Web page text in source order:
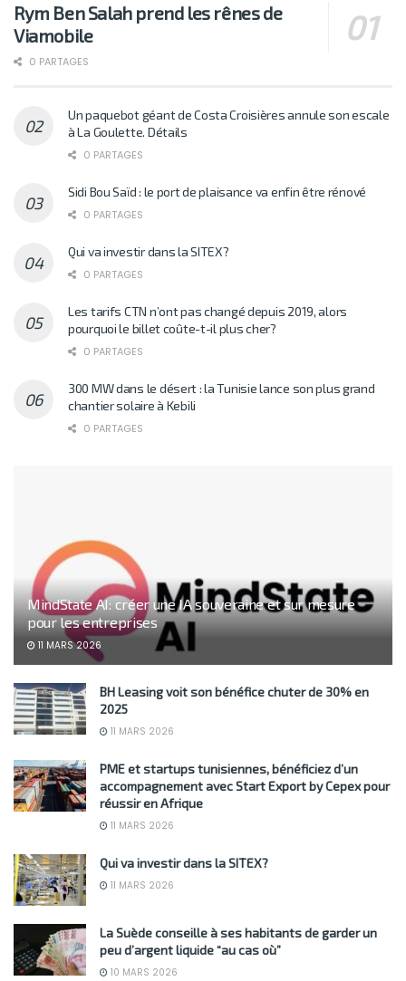
Rym Ben Salah prend les rênes de
Viamobile
0 PARTAGES
Un paquebot géant de Costa Croisières annule son escale
à La Goulette. Détails
0 PARTAGES
Sidi Bou Saïd : le port de plaisance va enfin être rénové
0 PARTAGES
Qui va investir dans la SITEX?
0 PARTAGES
Les tarifs CTN n’ont pas changé depuis 2019, alors
pourquoi le billet coûte-t-il plus cher?
0 PARTAGES
300 MW dans le désert : la Tunisie lance son plus grand
chantier solaire à Kebili
0 PARTAGES
MindState AI: créer une IA souveraine et sur mesure
pour les entreprises
11 MARS 2026
BH Leasing voit son bénéfice chuter de 30% en
2025
11 MARS 2026
PME et startups tunisiennes, bénéficiez d’un
accompagnement avec Start Export by Cepex pour
réussir en Afrique
11 MARS 2026
Qui va investir dans la SITEX?
11 MARS 2026
La Suède conseille à ses habitants de garder un
peu d’argent liquide “au cas où”
10 MARS 2026